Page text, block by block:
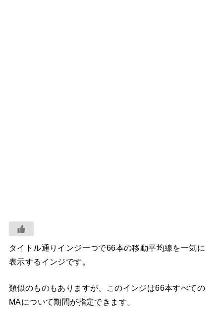
タイトル通りインジ一つで66本の移動平均線を一気に
表示するインジです。
類似のものもありますが、このインジは66本すべての
MAについて期間が指定できます。